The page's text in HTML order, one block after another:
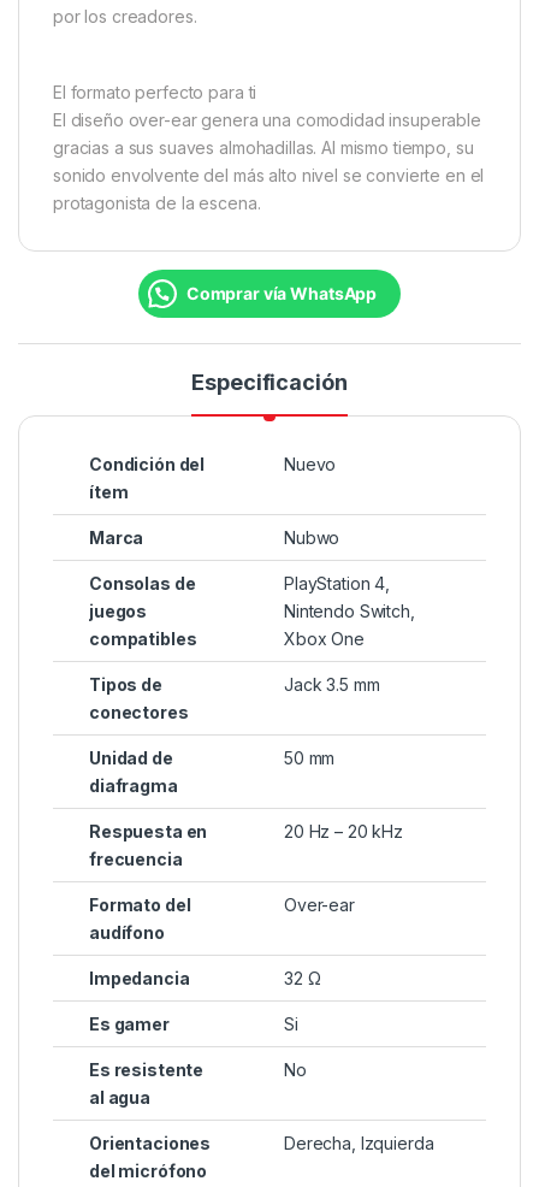
por los creadores.
El formato perfecto para ti
El diseño over-ear genera una comodidad insuperable
gracias a sus suaves almohadillas. Al mismo tiempo, su
sonido envolvente del más alto nivel se convierte en el
protagonista de la escena.
Comprar vía WhatsApp
Especificación
Condición del
ítem
Nuevo
Marca Nubwo
Consolas de
juegos
compatibles
PlayStation 4,
Nintendo Switch,
Xbox One
Tipos de
conectores
Jack 3.5 mm
Unidad de
diafragma
50 mm
Respuesta en
frecuencia
20 Hz – 20 kHz
Formato del
audífono
Over-ear
Impedancia 32 Ω
Es gamer Si
Es resistente
al agua
No
Orientaciones
del micrófono
Derecha, Izquierda